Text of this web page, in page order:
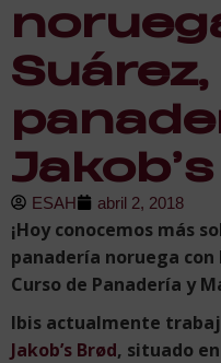
Suárez,
ESAH abril 2, 2018
¡Hoy conocemos más
panadería noruega con
Curso de Panadería y
Ibis actualmente
Jakob’s Brød, situado